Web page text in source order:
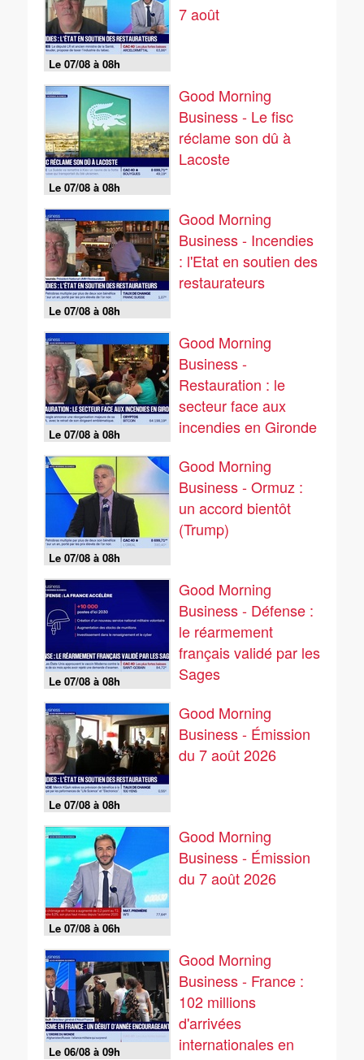
Le 07/08 à 08h
7 août
Le 07/08 à 08h
Good Morning
Business - Le fisc
réclame son dû à
Lacoste
Le 07/08 à 08h
Good Morning
Business - Incendies
: l'Etat en soutien des
restaurateurs
Le 07/08 à 08h
Good Morning
Business -
Restauration : le
secteur face aux
incendies en Gironde
Le 07/08 à 08h
Good Morning
Business - Ormuz :
un accord bientôt
(Trump)
Le 07/08 à 08h
Good Morning
Business - Défense :
le réarmement
français validé par les
Sages
Le 07/08 à 08h
Good Morning
Business - Émission
du 7 août 2026
Le 07/08 à 06h
Good Morning
Business - Émission
du 7 août 2026
Le 06/08 à 09h
Good Morning
Business - France :
102 millions
d'arrivées
internationales en